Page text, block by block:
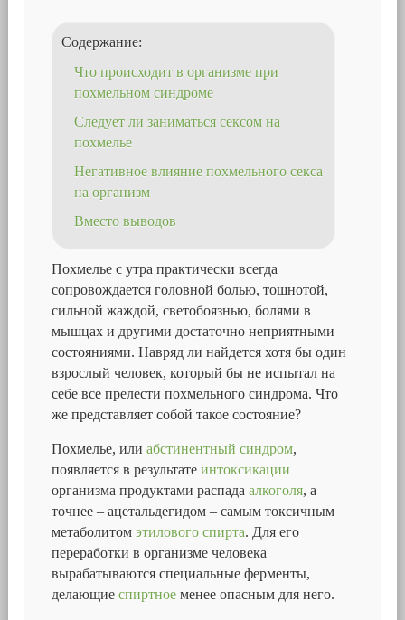
Содержание:
Что происходит в организме при
похмельном синдроме
Следует ли заниматься сексом на
похмелье
Негативное влияние похмельного секса
на организм
Вместо выводов
Похмелье с утра практически всегда
сопровождается головной болью, тошнотой,
сильной жаждой, светобоязнью, болями в
мышцах и другими достаточно неприятными
состояниями. Навряд ли найдется хотя бы один
взрослый человек, который бы не испытал на
себе все прелести похмельного синдрома. Что
же представляет собой такое состояние?
Похмелье, илиабстинентный синдром,
появляется в результатеинтоксикации
организма продуктами распадаалкоголя, а
точнее – ацетальдегидом – самым токсичным
метаболитомэтилового спирта. Для его
переработки в организме человека
вырабатываются специальные ферменты,
делающиеспиртное менее опасным для него.